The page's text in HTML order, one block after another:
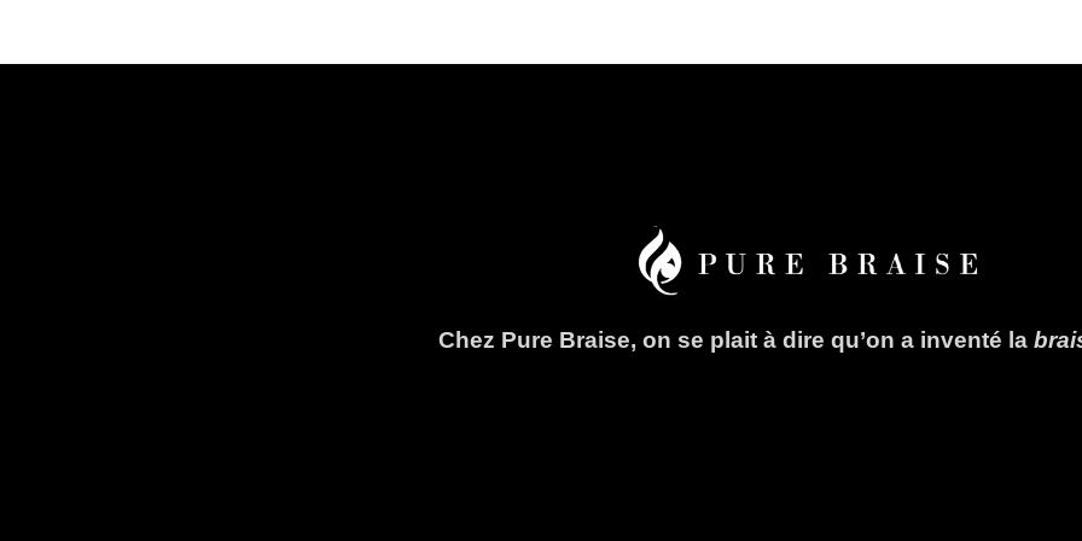
Chez Pure Braise, on se plait à dire qu’on a inventé la